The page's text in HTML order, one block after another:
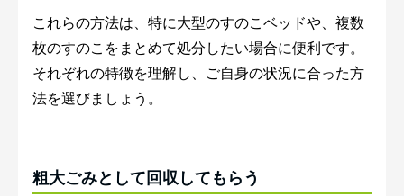
これらの方法は、特に大型のすのこベッドや、複数
枚のすのこをまとめて処分したい場合に便利です。
それぞれの特徴を理解し、ご自身の状況に合った方
法を選びましょう。
粗大ごみとして回収してもらう